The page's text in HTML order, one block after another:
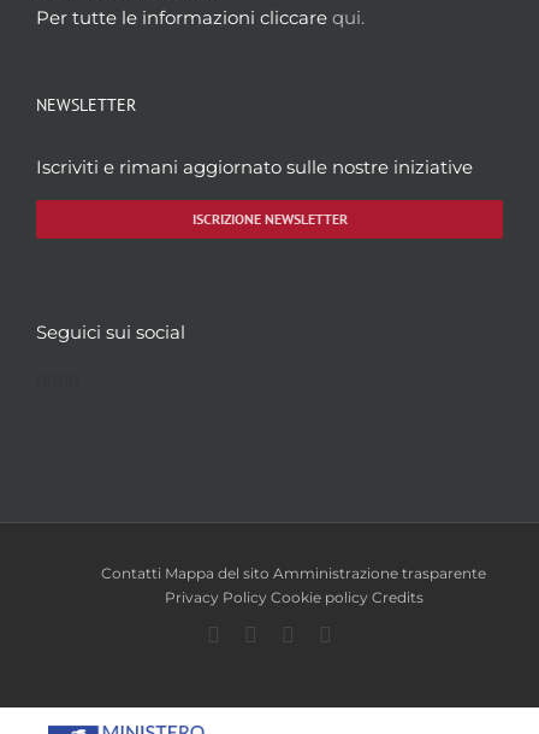
Per tutte le informazioni cliccare qui.
NEWSLETTER
Iscriviti e rimani aggiornato sulle nostre iniziative
ISCRIZIONE NEWSLETTER
Seguici sui social
Contatti Mappa del sito Amministrazione trasparente
Privacy Policy Cookie policy Credits
Facebook
TwitterYouTube